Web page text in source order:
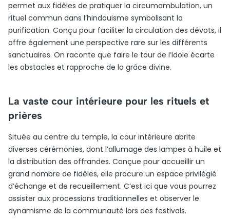
permet aux fidèles de pratiquer la circumambulation, un
rituel commun dans l’hindouisme symbolisant la
purification. Conçu pour faciliter la circulation des dévots, il
offre également une perspective rare sur les différents
sanctuaires. On raconte que faire le tour de l’idole écarte
les obstacles et rapproche de la grâce divine.
La vaste cour intérieure pour les rituels et
prières
Située au centre du temple, la cour intérieure abrite
diverses cérémonies, dont l’allumage des lampes à huile et
la distribution des offrandes. Conçue pour accueillir un
grand nombre de fidèles, elle procure un espace privilégié
d’échange et de recueillement. C’est ici que vous pourrez
assister aux processions traditionnelles et observer le
dynamisme de la communauté lors des festivals.